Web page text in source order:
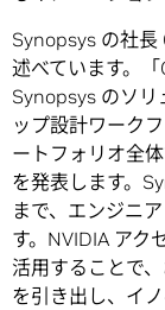
Synopsys の社長
述べています。
Synopsys のソリ
ップ設計ワーク
ートフォリオ全
を発表します。
まで、エンジニ
す。NVIDIA アク
活用することで
を引き出し、イ